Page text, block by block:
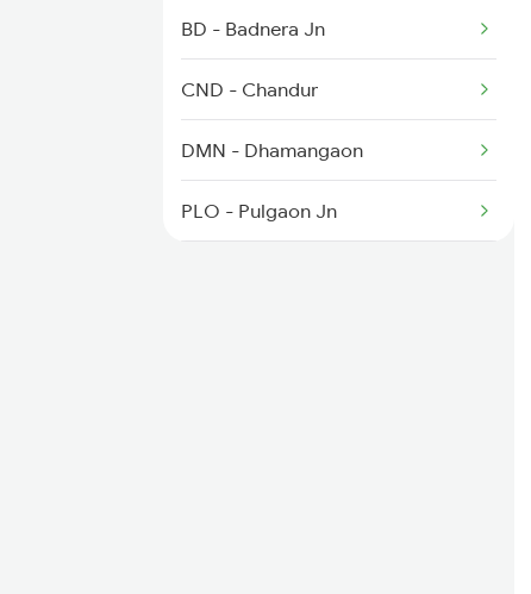
BD - Badnera Jn
CND - Chandur
DMN - Dhamangaon
PLO - Pulgaon Jn